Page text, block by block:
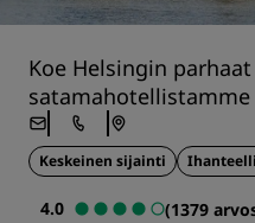
Koe Helsingin
satamahotellistamme
Keskeinen sijainti
4.0
(1379